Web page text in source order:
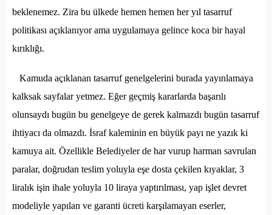
beklenemez. Zira bu ülkede hemen hemen her yıl tasarruf
politikası açıklanıyor ama uygulamaya gelince koca bir hayal
kırıklığı.
Kamuda açıklanan tasarruf genelgelerini burada yayınlamaya
kalksak sayfalar yetmez. Eğer geçmiş kararlarda başarılı
olunsaydı bugün bu genelgeye de gerek kalmazdı bugün tasarruf
ihtiyacı da olmazdı. İsraf kaleminin en büyük payı ne yazık ki
kamuya ait. Özellikle Belediyeler de har vurup harman savrulan
paralar, doğrudan teslim yoluyla eşe dosta çekilen kıyaklar, 3
liralık işin ihale yoluyla 10 liraya yaptırılması, yap işlet devret
modeliyle yapılan ve garanti ücreti karşılamayan eserler,